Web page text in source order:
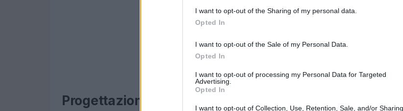
I want to opt-out of the Sharing of my personal data.
Opted In
I want to opt-out of the Sale of my Personal Data.
Opted In
I want to opt-out of processing my Personal Data for Targeted
Advertising.
Opted In
I want to opt-out of Collection, Use, Retention, Sale, and/or Sharing
Progettazione e sostenibilità: un connubio vincente